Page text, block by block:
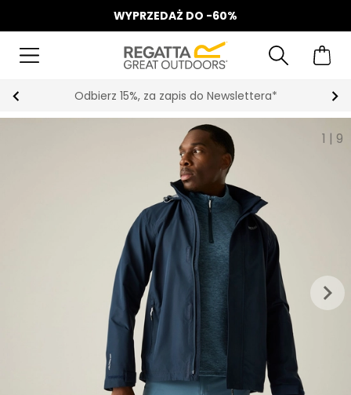
WYPRZEDAŻ DO -60%
Odbierz 15%, za zapis do Newslettera*
1 | 9
keyboard_arrow_right